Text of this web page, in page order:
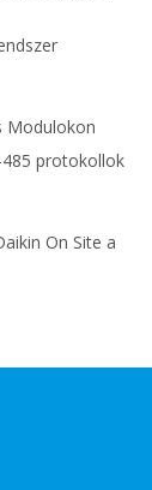
Modulokon
485 protokollok
On Site a